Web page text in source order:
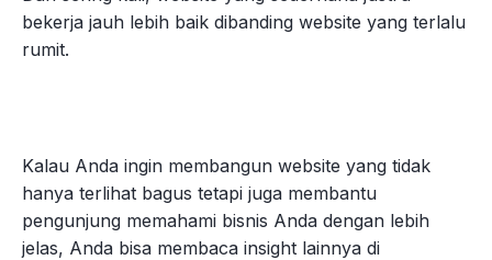
bekerja jauh lebih baik dibanding website yang terlalu
rumit.
Kalau Anda ingin membangun website yang tidak
hanya terlihat bagus tetapi juga membantu
pengunjung memahami bisnis Anda dengan lebih
jelas, Anda bisa membaca insight lainnya di